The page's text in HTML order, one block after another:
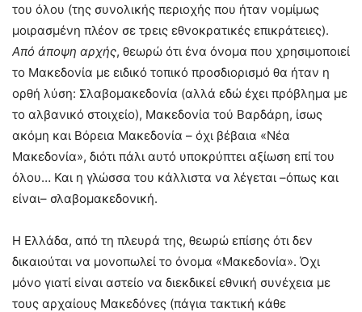
του όλου (της συνολικής περιοχής που ήταν νομίμως
μοιρασμένη πλέον σε τρεις εθνοκρατικές επικράτειες).
Από άποψη αρχής, θεωρώ ότι ένα όνομα που χρησιμοποιεί
το Μακεδονία με ειδικό τοπικό προσδιορισμό θα ήταν η
ορθή λύση: Σλαβομακεδονία (αλλά εδώ έχει πρόβλημα με
το αλβανικό στοιχείο), Μακεδονία τού Βαρδάρη, ίσως
ακόμη και Βόρεια Μακεδονία – όχι βέβαια «Νέα
Μακεδονία», διότι πάλι αυτό υποκρύπτει αξίωση επί του
όλου… Και η γλώσσα του κάλλιστα να λέγεται –όπως και
είναι– σλαβομακεδονική.
Η Ελλάδα, από τη πλευρά της, θεωρώ επίσης ότι δεν
δικαιούται να μονοπωλεί το όνομα «Μακεδονία». Όχι
μόνο γιατί είναι αστείο να διεκδικεί εθνική συνέχεια με
τους αρχαίους Μακεδόνες (πάγια τακτική κάθε